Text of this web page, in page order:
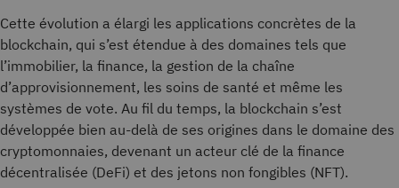
Cette évolution a élargi les applications concrètes de la
blockchain, qui s’est étendue à des domaines tels que
l’immobilier, la finance, la gestion de la chaîne
d’approvisionnement, les soins de santé et même les
systèmes de vote. Au fil du temps, la blockchain s’est
développée bien au-delà de ses origines dans le domaine des
cryptomonnaies, devenant un acteur clé de la finance
décentralisée (DeFi) et des jetons non fongibles (NFT).